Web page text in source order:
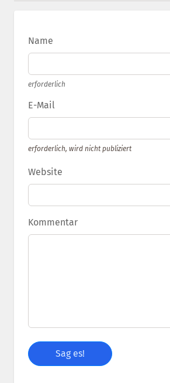
Name
erforderlich
E-Mail
erforderlich, wird nicht publiziert
Website
Kommentar